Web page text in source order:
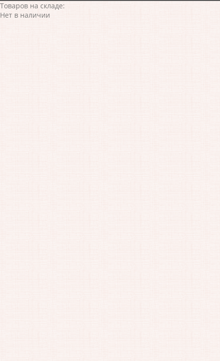
Товаров на складе:
Нет в наличии